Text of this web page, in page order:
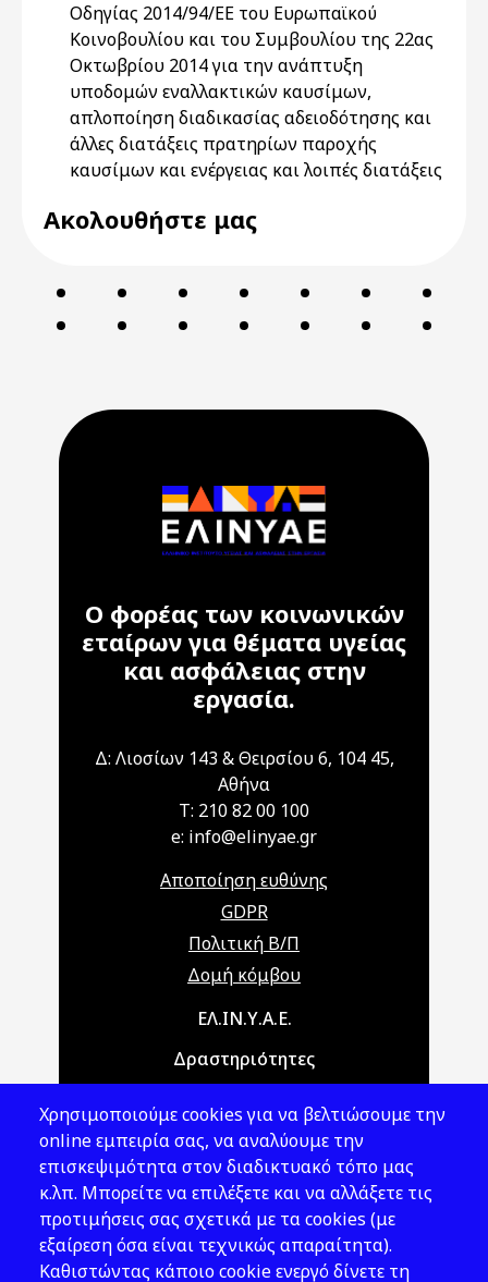
Οδηγίας 2014/94/ΕΕ του Ευρωπαϊκού
Κοινοβουλίου και του Συμβουλίου της 22ας
Οκτωβρίου 2014 για την ανάπτυξη
υποδομών εναλλακτικών καυσίμων,
απλοποίηση διαδικασίας αδειοδότησης και
άλλες διατάξεις πρατηρίων παροχής
καυσίμων και ενέργειας και λοιπές διατάξεις
Ακολουθήστε μας
Ο φορέας των κοινωνικών
εταίρων για θέματα υγείας
και ασφάλειας στην
εργασία.
Δ: Λιοσίων 143 & Θειρσίου 6, 104 45,
Αθήνα
T: 210 82 00 100
e: info@elinyae.gr
Αποποίηση ευθύνης
GDPR
Πολιτική Β/Π
Δομή κόμβου
Main navigationΕΛ.ΙΝ.Υ.Α.Ε.
Δραστηριότητες
Νομοθεσία
Εκδόσεις
Νέα - Εκδηλώσεις
Ακολουθήστε μας
Χρησιμοποιούμε cookies για να βελτιώσουμε την
online εμπειρία σας, να αναλύουμε την
επισκεψιμότητα στον διαδικτυακό τόπο μας
κ.λπ. Μπορείτε να επιλέξετε και να αλλάξετε τις
προτιμήσεις σας σχετικά με τα cookies (με
εξαίρεση όσα είναι τεχνικώς απαραίτητα).
Καθιστώντας κάποιο cookie ενεργό δίνετε τη